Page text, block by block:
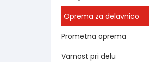
Oprema za delavnico
Prometna oprema
Varnost pri delu